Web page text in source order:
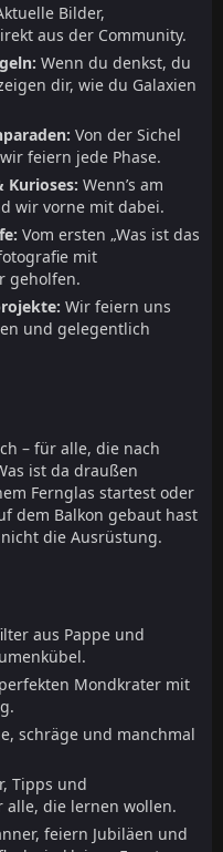
Bilder,
aus der Community.
Wenn du denkst, du
dir, wie du Galaxien
Von der Sichel
feiern jede Phase.
Kurioses: Wenn’s am
wir vorne mit dabei.
Vom ersten „Was ist das
mit
geholfen.
Wir feiern uns
und gelegentlich
– für alle, die nach
ist da draußen
Fernglas startest oder
dem Balkon gebaut hast
die Ausrüstung.
aus Pappe und
Mondkrater mit
schräge und manchmal
Tipps und
alle, die lernen wollen.
feiern Jubiläen und